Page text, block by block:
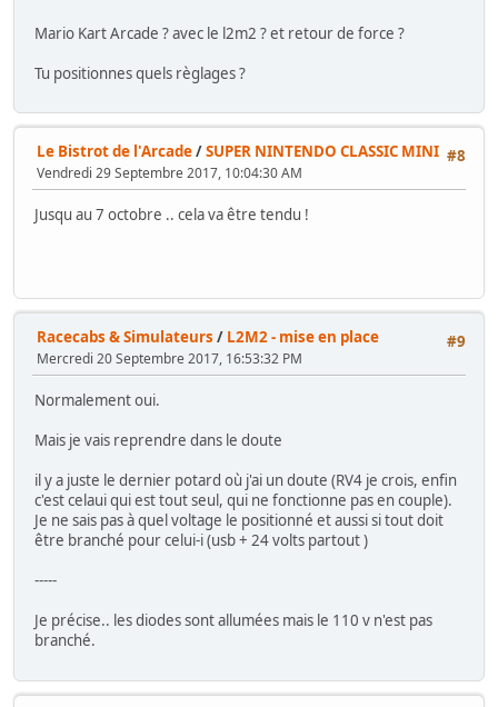
Mario Kart Arcade ? avec le l2m2 ? et retour de force ?
Tu positionnes quels règlages ?
#8
Le Bistrot de l'Arcade/SUPER NINTENDO CLASSIC MINI
Vendredi 29 Septembre 2017, 10:04:30 AM
Jusqu au 7 octobre .. cela va être tendu !
#9
Racecabs & Simulateurs / L2M2 - mise en place
Mercredi 20 Septembre 2017, 16:53:32 PM
Normalement oui.
Mais je vais reprendre dans le doute
il y a juste le dernier potard où j'ai un doute (RV4 je crois, enfin
c'est celaui qui est tout seul, qui ne fonctionne pas en couple).
Je ne sais pas à quel voltage le positionné et aussi si tout doit
être branché pour celui-i (usb + 24 volts partout )
-----
Je précise.. les diodes sont allumées mais le 110 v n'est pas
branché.